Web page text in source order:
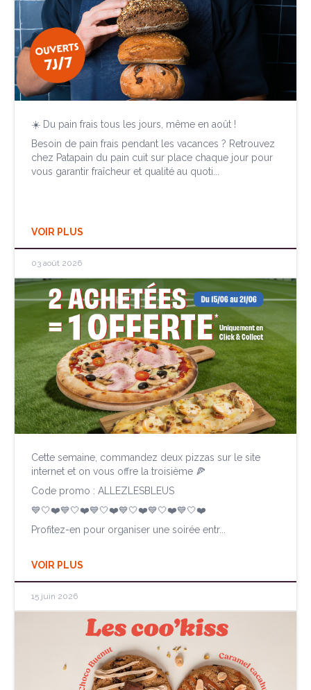
☀️ Du pain frais tous les jours, même en août !
Besoin de pain frais pendant les vacances ? Retrouvez
chez Patapain du pain cuit sur place chaque jour pour
vous garantir fraîcheur et qualité au quoti...
VOIR PLUS
03 août 2026
Cette semaine, commandez deux pizzas sur le site
internet et on vous offre la troisième 🍕
Code promo : ALLEZLESBLEUS
💙🤍❤️💙🤍❤️💙🤍❤️💙🤍❤️💙🤍❤️💙🤍❤️
Profitez-en pour organiser une soirée entr...
VOIR PLUS
15 juin 2026